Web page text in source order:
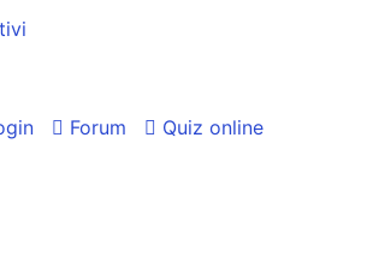
Forum Quiz online